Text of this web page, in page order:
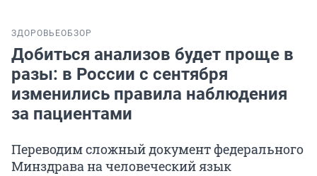
ЗДОРОВЬЕОБЗОР
Добиться анализов будет проще в
разы: в России с сентября
изменились правила наблюдения
за пациентами
Переводим сложный документ федерального
Минздрава на человеческий язык